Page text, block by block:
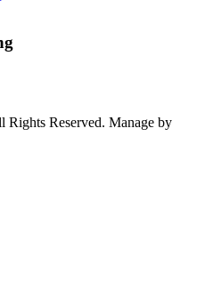
Reserved. Manage by